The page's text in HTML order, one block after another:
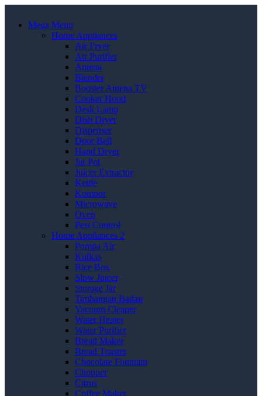
Mega Menu
Home Appliances
Air Fryer
Air Purifier
Antena
Blender
Booster Antena TV
Cooker Hood
Desk Lamp
Dish Dryer
Dispenser
Door Bell
Hand Dryer
Jar Pot
Juicer Extractor
Kettle
Kompor
Microwave
Oven
Pest Control
Home Appliances 2
Pompa Air
Kulkas
Rice Box
Slow Juicer
Storage Jar
Timbangan Badan
Vacuum Cleaner
Water Heater
Water Purifier
Bread Maker
Bread Toaster
Chocolate Fountain
Chopper
Citrus
Coffee Maker